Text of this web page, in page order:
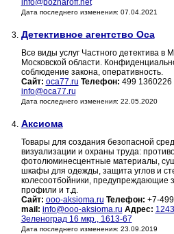
info@pozharoff.net
Дата последнего изменения: 07.04.2021
3. Детективное агентство Оса
Все виды услуг Частного детектива в
Московской области.
соблюдение закона, оперативность.
Сайт: oca77.ru Телефон: 499 1360226
info@oca77.ru
Дата последнего изменения: 22.05.2020
4. Аксиома
Товары для создания безопасной
визуализации и охраны труда:
фотолюминесцентные материалы,
шкафы для одежды, защита углов и
колесоотбойники, предупреждающие
профили и т.д.
Сайт: ooo-aksioma.ru Телефон: +7-
mail: info@ooo-aksioma.ru Адрес:
Зеленоград 16 мкр., 1613-67
Дата последнего изменения: 23.09.2019